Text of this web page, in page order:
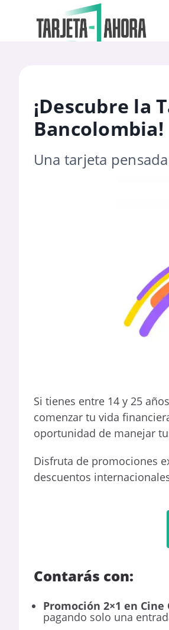
¡Descubre la
Bancolombia!
Una tarjeta
Si tienes entre 14 y 25
comenzar tu vida
oportunidad de manejar
Disfruta de promociones
descuentos
Contarás con:
Promoción 2×1 en
pagando solo una